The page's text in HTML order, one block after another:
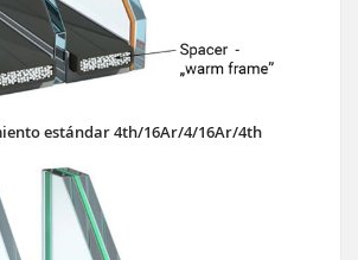
estándar 4th/16Ar/4/16Ar/4th